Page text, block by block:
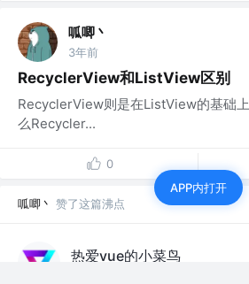
呱唧丶
3年前
RecyclerView和ListView区别
RecyclerView则是在ListView的基础
么Recycler...
0
呱唧丶 赞了这篇沸点
热爱vue的小菜鸟
APP内打开